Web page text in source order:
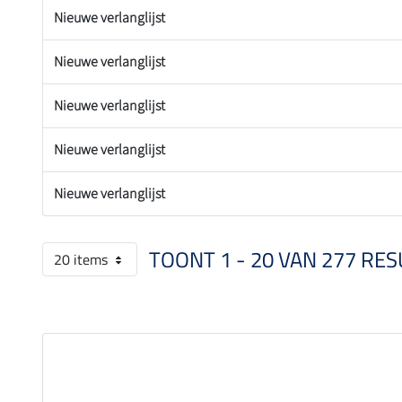
Nieuwe verlanglijst
Nieuwe verlanglijst
Nieuwe verlanglijst
Nieuwe verlanglijst
Nieuwe verlanglijst
20 items TOONT 1 - 20 VAN 277